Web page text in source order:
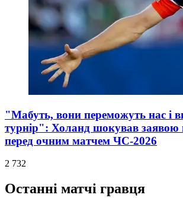
"Мабуть, вони переможуть нас і
турнір": Холанд шокував заявою
перед очним матчем ЧС-2026
2 732
Останні матчі гравця